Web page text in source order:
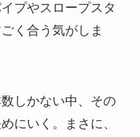
プやスロープスタ
く合う気がしま
しかない中、その
にいく。まさに、